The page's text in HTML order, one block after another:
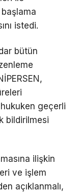
istedi.
bütün
geçerli
bildirilmesi
ilişkin
ve işlem
açıklanmalı,